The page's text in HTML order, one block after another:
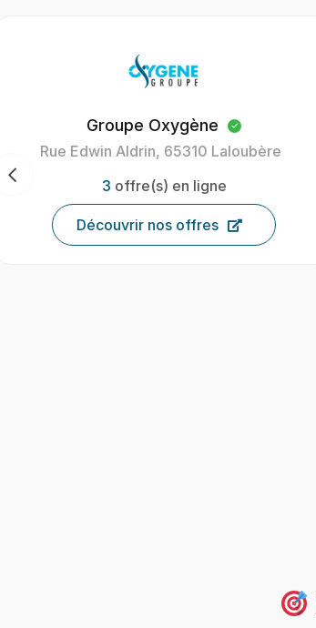
Oxygène Intérim Carcassonne
40 Av. Henri Gout, 11000 Carcassonne,
9offre(s) en ligne
Découvrir nos offres